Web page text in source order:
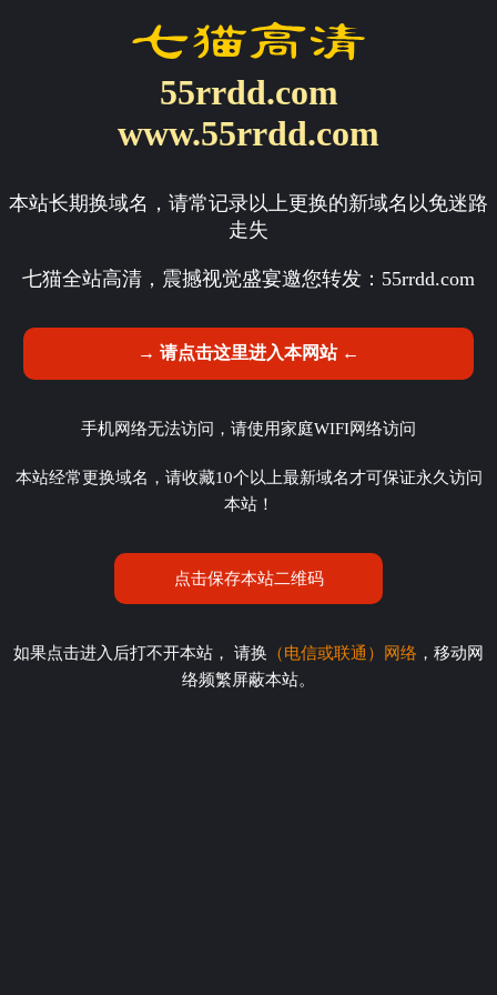
55rrdd.com
www.55rrdd.com
本站长期换域名，请常记录以上更换的新域名以免迷路
走失
七猫全站高清，震撼视觉盛宴邀您转发： 55rrdd.com
→ 请点击这里进入本网站 ←
手机网络无法访问，请使用家庭WIFI网络访问
本站经常更换域名，请收藏10个以上最新域名才可保证永久访问
本站！
点击保存本站二维码
如果点击进入后打不开本站， 请换 （电信或联通）网络 ，移动网
络频繁屏蔽本站。